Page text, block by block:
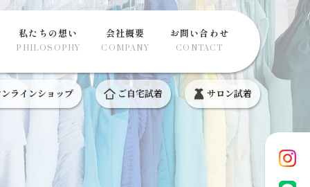
私たちの想い
PHILOSOPHY
会社概要
COMPANY
お問い合わせ
CONTACT
ラインショップ ご自宅試着 サロン試着